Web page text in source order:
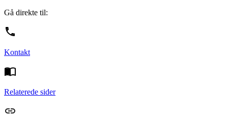
Gå direkte til:
Kontakt
Relaterede sider